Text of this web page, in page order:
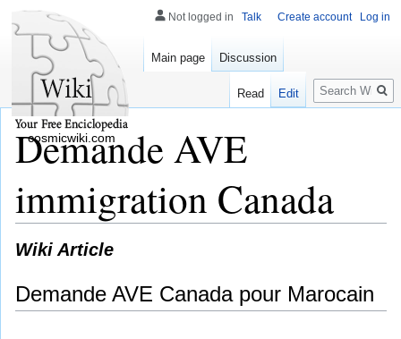
Demande AVE
immigration Canada
Wiki Article
Demande AVE Canada pour Marocain
Not logged in Talk Create account Log in
Main page Discussion
Read Edit
Search
cosmicwiki.com